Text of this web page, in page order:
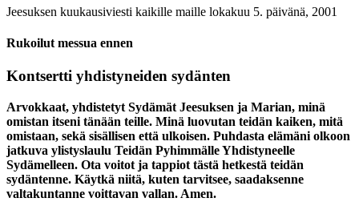
Jeesuksen kuukausiviesti kaikille maille lokakuu 5. päivänä, 2001
Rukoilut messua ennen
Kontsertti yhdistyneiden sydänten
Arvokkaat, yhdistetyt Sydämät Jeesuksen ja Marian, minä
omistan itseni tänään teille. Minä luovutan teidän kaiken, mitä
omistaan, sekä sisällisen että ulkoisen. Puhdasta elämäni olkoon
jatkuva ylistyslaulu Teidän Pyhimmälle Yhdistyneelle
Sydämelleen. Ota voitot ja tappiot tästä hetkestä teidän
sydäntenne. Käytkä niitä, kuten tarvitsee, saadaksenne
valtakuntanne voittavan vallan. Amen.